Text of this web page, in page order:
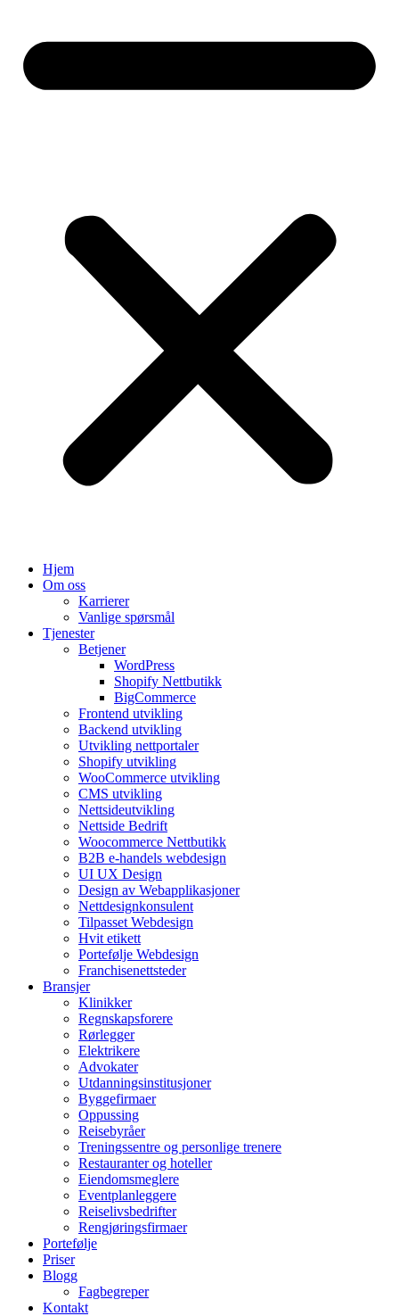
Hjem
Om oss
Karrierer
Vanlige spørsmål
Tjenester
Betjener
WordPress
Shopify Nettbutikk
BigCommerce
Frontend utvikling
Backend utvikling
Utvikling nettportaler
Shopify utvikling
WooCommerce utvikling
CMS utvikling
Nettsideutvikling
Nettside Bedrift
Woocommerce Nettbutikk
B2B e-handels webdesign
UI UX Design
Design av Webapplikasjoner
Nettdesignkonsulent
Tilpasset Webdesign
Hvit etikett
Portefølje Webdesign
Franchisenettsteder
Bransjer
Klinikker
Regnskapsforere
Rørlegger
Elektrikere
Advokater
Utdanningsinstitusjoner
Byggefirmaer
Oppussing
Reisebyråer
Treningssentre og personlige trenere
Restauranter og hoteller
Eiendomsmeglere
Eventplanleggere
Reiselivsbedrifter
Rengjøringsfirmaer
Portefølje
Priser
Blogg
Fagbegreper
Kontakt